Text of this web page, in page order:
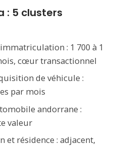
: 5 clusters
: 1 700 à 1
cœur transactionnel
de véhicule :
par mois
andorrane :
valeur
et résidence : adjacent,